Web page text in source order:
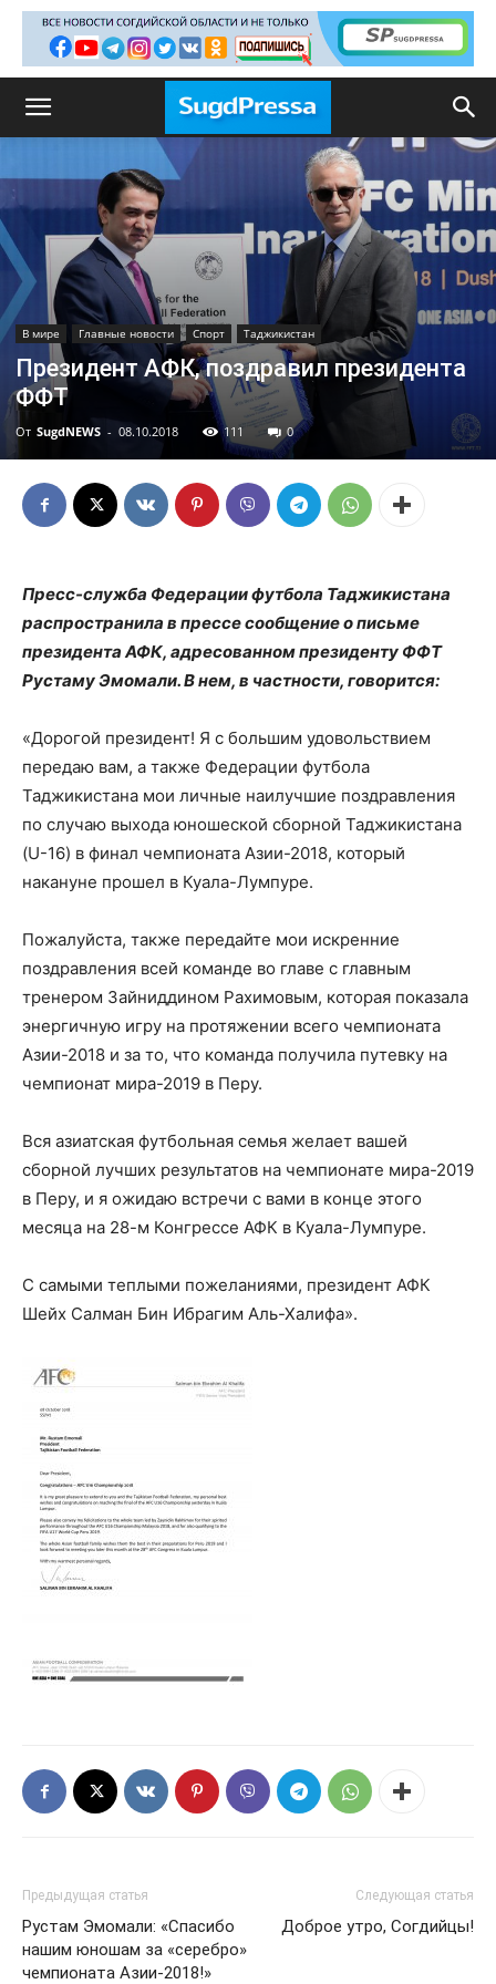
В мире Главные новости Спорт Таджикистан
Президент АФК, поздравил президента
ФФТ
От SugdNEWS - 08.10.2018 111 0
Пресс-служба Федерации футбола Таджикистана
распространила в прессе сообщение о письме
президента АФК, адресованном президенту ФФТ
Рустаму Эмомали. В нем, в частности, говорится:
«Дорогой президент! Я с большим удовольствием
передаю вам, а также Федерации футбола
Таджикистана мои личные наилучшие поздравления
по случаю выхода юношеской сборной Таджикистана
(U-16) в финал чемпионата Азии-2018, который
накануне прошел в Куала-Лумпуре.
Пожалуйста, также передайте мои искренние
поздравления всей команде во главе с главным
тренером Зайниддином Рахимовым, которая показала
энергичную игру на протяжении всего чемпионата
Азии-2018 и за то, что команда получила путевку на
чемпионат мира-2019 в Перу.
Вся азиатская футбольная семья желает вашей
сборной лучших результатов на чемпионате мира-2019
в Перу, и я ожидаю встречи с вами в конце этого
месяца на 28-м Конгрессе АФК в Куала-Лумпуре.
С самыми теплыми пожеланиями, президент АФК
Шейх Салман Бин Ибрагим Аль-Халифа».
Предыдущая статья
Рустам Эмомали: «Спасибо
нашим юношам за «серебро»
чемпионата Азии-2018!»
Следующая статья
Доброе утро, Согдийцы!